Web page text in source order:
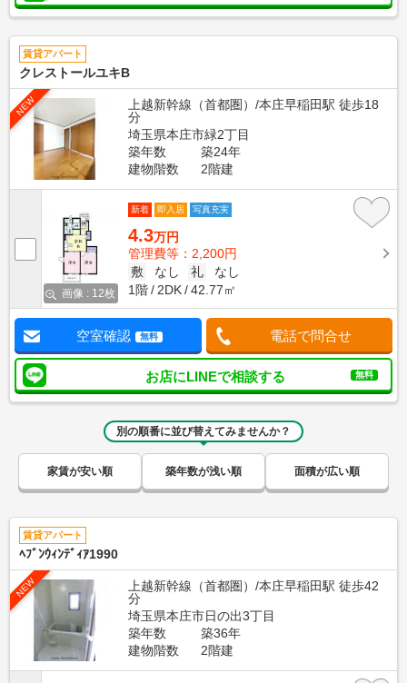
賃貸アパート
クレストールユキB
NEW
上越新幹線（首都圏）/本庄早稲田駅 徒歩18
分
埼玉県本庄市緑2丁目
築年数
築24年
建物階数
2階建
画像 : 12枚
新着 即入居 写真充実
4.3万円
管理費等：2,200円
敷
なし 礼
なし
1階
2DK 42.77㎡
空室確認 無料 電話で問合せ
お店にLINEで相談する 無料
別の順番に並び替えてみませんか？
家賃が安い順 築年数が浅い順 面積が広い順
賃貸アパート
ﾍﾌﾞﾝｳｨﾝﾃﾞｨｱ1990
NEW
上越新幹線（首都圏）/本庄早稲田駅 徒歩42
分
埼玉県本庄市日の出3丁目
築年数
築36年
建物階数
2階建